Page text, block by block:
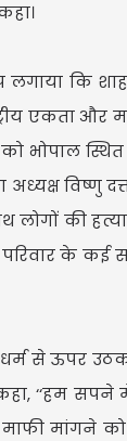
लगाया कि
एकता और
भोपाल
विष्णु
की
के
से ऊपर
‘‘हम
मांगने